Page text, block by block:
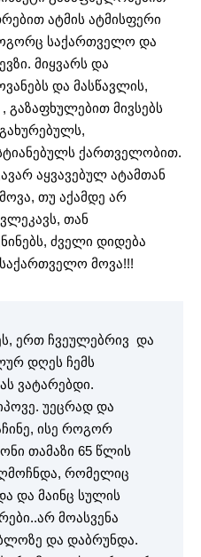
ატმის ატმისფერი
საქართველო და
მიყვარს და
და მასწავლის,
გაზაფხულებით მივსებს
ქართველობით.
აყვავებულ ატამთან
თუ აქამდე არ
თან
ძველი დიდება
მოვა!!!
ერთ ჩვეულებრივ და
დღეს ჩემს
ვატარებდი.
უეცრად და
ისე როგორ
თამაზი 65 წლის
რომელიც
და მაინც სულის
მოასვენა
და დაბრუნდა.